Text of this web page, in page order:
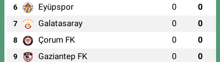
6 Eyüpspor 0 0
7 Galatasaray 0 0
8 Çorum FK 0 0
9 Gaziantep FK 0 0